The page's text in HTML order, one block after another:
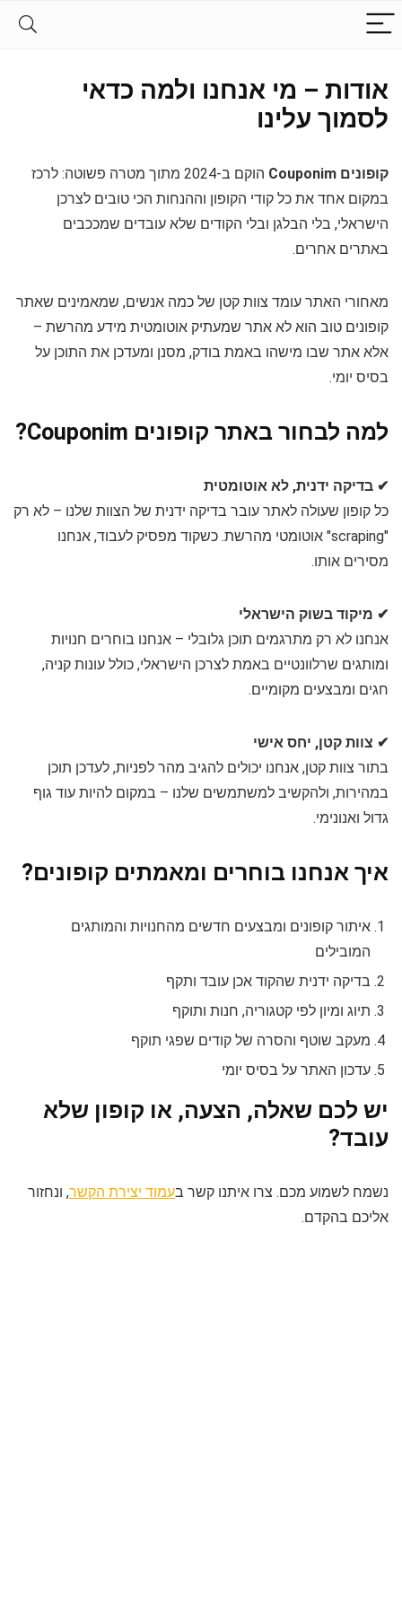
אודות – מי אנחנו ולמה כדאי
לסמוך עלינו
קופונים Couponim
הוקם ב-2024 מתוך מטרה פשוטה: לרכז
במקום אחד את כל קודי הקופון וההנחות הכי טובים לצרכן
הישראלי, בלי הבלגן ובלי הקודים שלא עובדים שמככבים
באתרים אחרים.
מאחורי האתר עומד צוות קטן של כמה אנשים, שמאמינים שאתר
קופונים טוב הוא לא אתר שמעתיק אוטומטית מידע מהרשת –
אלא אתר שבו מישהו באמת בודק, מסנן ומעדכן את התוכן על
בסיס יומי.
למה לבחור באתר קופונים Couponim?
✔ בדיקה ידנית, לא אוטומטית
כל קופון שעולה לאתר עובר בדיקה ידנית של הצוות שלנו – לא רק
"scraping" אוטומטי מהרשת. כשקוד מפסיק לעבוד, אנחנו
מסירים אותו.
✔ מיקוד בשוק הישראלי
אנחנו לא רק מתרגמים תוכן גלובלי – אנחנו בוחרים חנויות
ומותגים שרלוונטיים באמת לצרכן הישראלי, כולל עונות קניה,
חגים ומבצעים מקומיים.
✔ צוות קטן, יחס אישי
בתור צוות קטן, אנחנו יכולים להגיב מהר לפניות, לעדכן תוכן
במהירות, ולהקשיב למשתמשים שלנו – במקום להיות עוד גוף
גדול ואנונימי.
איך אנחנו בוחרים ומאמתים קופונים?
איתור קופונים ומבצעים חדשים מהחנויות והמותגים
המובילים
בדיקה ידנית שהקוד אכן עובד ותקף
תיוג ומיון לפי קטגוריה, חנות ותוקף
מעקב שוטף והסרה של קודים שפגי תוקף
עדכון האתר על בסיס יומי
יש לכם שאלה, הצעה, או קופון שלא
עובד?
נשמח לשמוע מכם. צרו איתנו קשר בעמוד יצירת הקשר, ונחזור
אליכם בהקדם.